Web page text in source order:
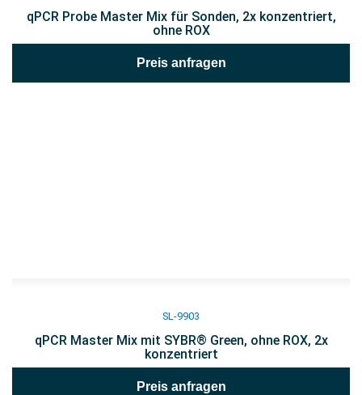
qPCR Probe Master Mix für Sonden, 2x konzentriert,
ohne ROX
Preis anfragen
SL-9903
qPCR Master Mix mit SYBR® Green, ohne ROX, 2x
konzentriert
Preis anfragen